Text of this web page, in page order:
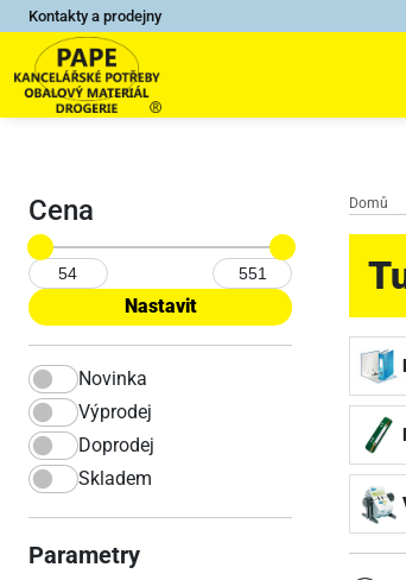
Kontakty a prodejny
Cena
Novinka
Výprodej
Doprodej
Skladem
Parametry
Domů